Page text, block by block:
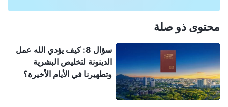
محتوى ذو صلة
سؤال 8: كيف يؤدي الله عمل
الدينونة لتخليص البشرية
وتطهيرنا في الأيام الأخيرة؟